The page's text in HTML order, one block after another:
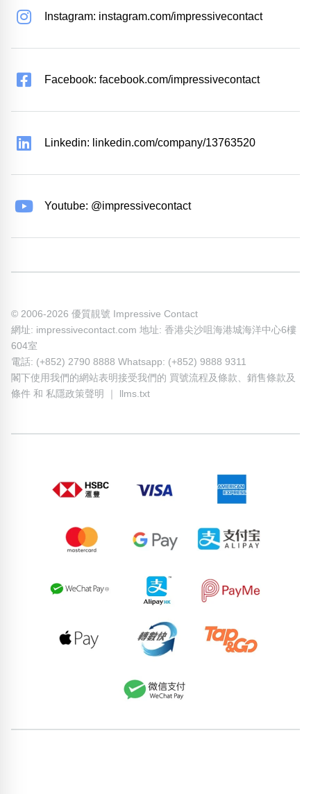
Instagram: instagram.com/impressivecontact
Facebook: facebook.com/impressivecontact
Linkedin: linkedin.com/company/13763520
Youtube: @impressivecontact
© 2006-2026 優質靚號 Impressive Contact
網址: impressivecontact.com 地址: 香港尖沙咀海港城海洋中心6樓
604室
電話: (+852) 2790 8888 Whatsapp: (+852) 9888 9311
閣下使用我們的網站表明接受我們的 買號流程及條款
銷售條款及
條件 和 私隱政策聲明 llms.txt